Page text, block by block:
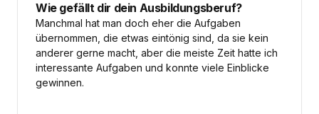
Wie gefällt dir dein Ausbildungsberuf?
Manchmal hat man doch eher die Aufgaben
übernommen, die etwas eintönig sind, da sie kein
anderer gerne macht, aber die meiste Zeit hatte ich
interessante Aufgaben und konnte viele Einblicke
gewinnen.